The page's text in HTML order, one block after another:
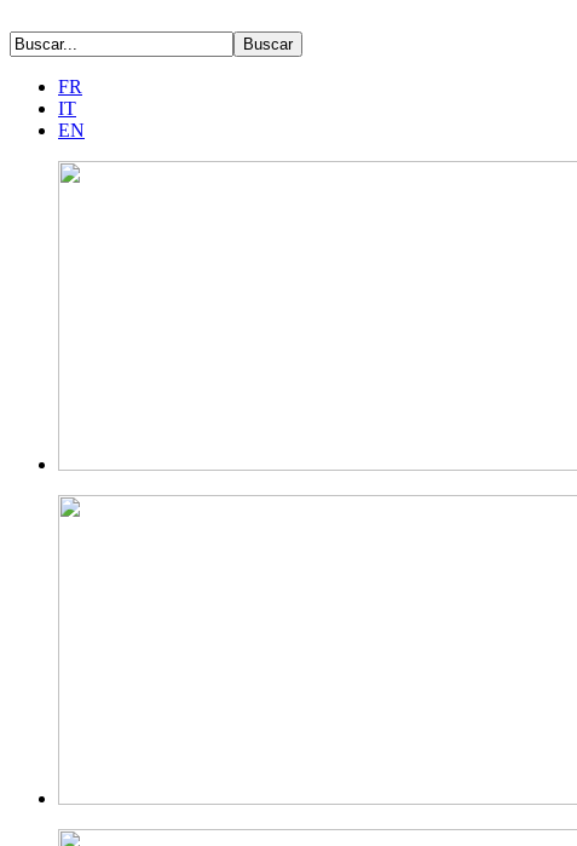
FR
IT
EN